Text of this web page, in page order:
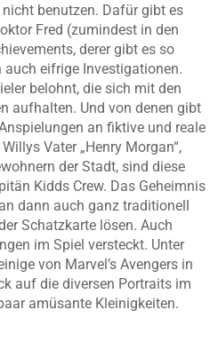
benutzen. Dafür gibt es
Fred (zumindest in den
derer gibt es so
eifrige Investigationen.
belohnt, die sich mit den
aufhalten. Und von denen gibt
an fiktive und reale
Vater „Henry Morgan“,
der Stadt, sind diese
Kidds Crew. Das Geheimnis
dann auch ganz traditionell
Schatzkarte lösen. Auch
im Spiel versteckt. Unter
von Marvel’s Avengers in
auf die diversen Portraits im
amüsante Kleinigkeiten.